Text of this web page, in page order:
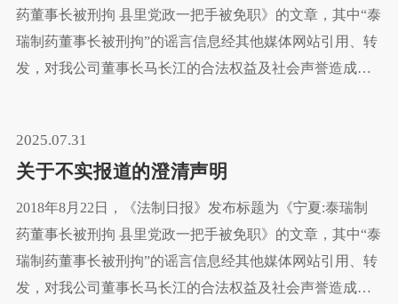
药董事长被刑拘 县里党政一把手被免职》的文章，其中“泰
瑞制药董事长被刑拘”的谣言信息经其他媒体网站引用、转
发，对我公司董事长马长江的合法权益及社会声誉造成了
2025.07.31
关于不实报道的澄清声明
2018年8月22日，《法制日报》发布标题为《宁夏:泰瑞制
药董事长被刑拘 县里党政一把手被免职》的文章，其中“泰
瑞制药董事长被刑拘”的谣言信息经其他媒体网站引用、转
发，对我公司董事长马长江的合法权益及社会声誉造成了